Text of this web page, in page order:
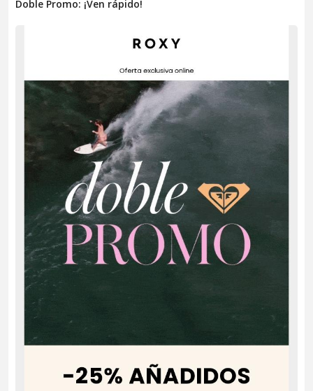
Doble Promo: ¡Ven rápido!